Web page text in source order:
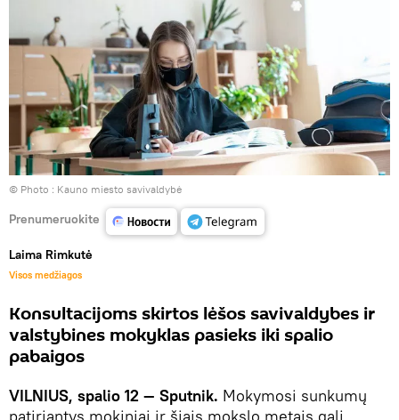
© Photo : Kauno miesto savivaldybė
Prenumeruokite
Laima Rimkutė
Visos medžiagos
Konsultacijoms skirtos lėšos savivaldybes ir
valstybines mokyklas pasieks iki spalio
pabaigos
VILNIUS, spalio 12 — Sputnik. Mokymosi sunkumų
patiriantys mokiniai ir šiais mokslo metais gali